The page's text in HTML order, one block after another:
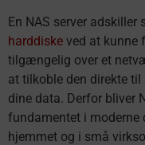
En NAS server
harddiske ved at kunne
tilgængelig over et
at tilkoble den direkte
dine data. Derfor bliver
fundamentet i
hjemmet og i små